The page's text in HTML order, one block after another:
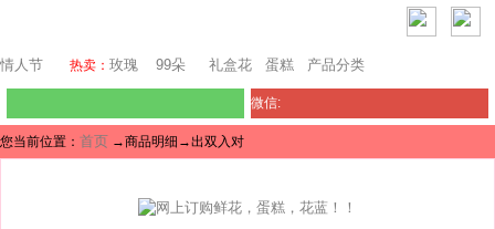
情人节 热卖： 玫瑰 99朵 礼盒花 蛋糕 产品分类
微信:
您当前位置： 首页 →商品明细→出双入对